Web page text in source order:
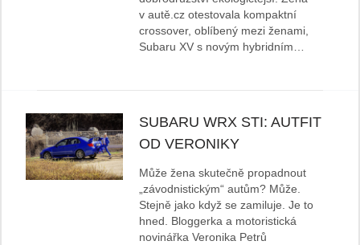
v autě.cz otestovala kompaktní
crossover, oblíbený mezi ženami,
Subaru XV s novým hybridním…
SUBARU WRX STI: AUTFIT
OD VERONIKY
Může žena skutečně propadnout
„závodnistickým“ autům? Může.
Stejně jako když se zamiluje. Je to
hned. Bloggerka a motoristická
novinářka Veronika Petrů